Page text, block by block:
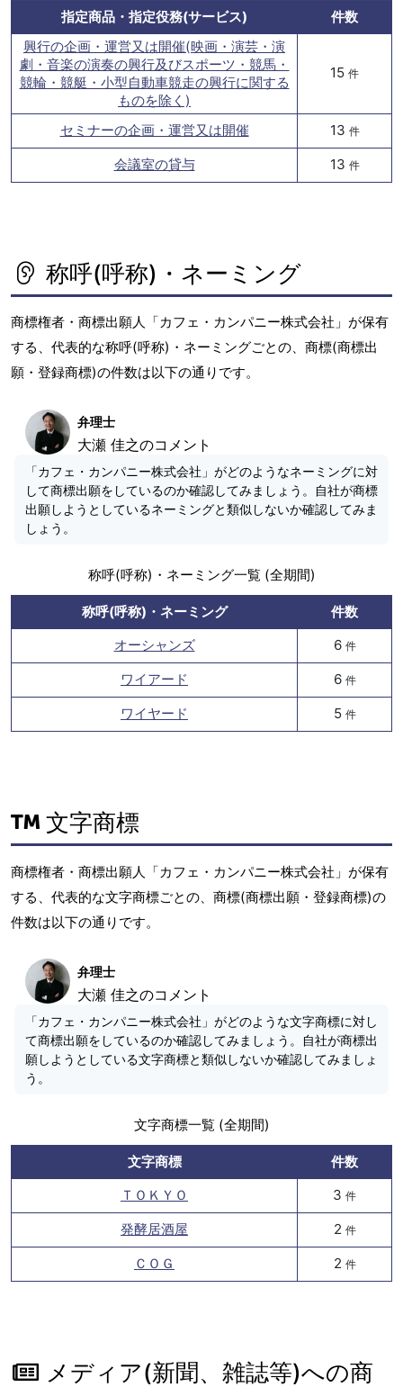
指定商品・指定役務(サービス)
件数
興行の企画・運営又は開催(映画・演芸・演
劇・音楽の演奏の興行及びスポーツ・競馬・
競輪・競艇・小型自動車競走の興行に関する
ものを除く)
15 件
セミナーの企画・運営又は開催 13 件
会議室の貸与 13 件
称呼(呼称)・ネーミング
商標権者・商標出願人「カフェ・カンパニー株式会社」が保有
する、代表的な称呼(呼称)・ネーミングごとの、商標(商標出
願・登録商標)の件数は以下の通りです。
弁理士
大瀬 佳之のコメント
「カフェ・カンパニー株式会社」がどのようなネーミングに対
して商標出願をしているのか確認してみましょう。自社が商標
出願しようとしているネーミングと類似しないか確認してみま
しょう。
称呼(呼称)・ネーミング一覧 (全期間)
称呼(呼称)・ネーミング
件数
オーシャンズ
6 件
ワイアード 6 件
ワイヤード 5 件
文字商標
商標権者・商標出願人「カフェ・カンパニー株式会社」が保有
する、代表的な文字商標ごとの、商標(商標出願・登録商標)の
件数は以下の通りです。
弁理士
大瀬 佳之のコメント
「カフェ・カンパニー株式会社」がどのような文字商標に対し
て商標出願をしているのか確認してみましょう。自社が商標出
願しようとしている文字商標と類似しないか確認してみましょ
う。
文字商標一覧 (全期間)
文字商標
件数
ＴＯＫＹＯ
3 件
発酵居酒屋 2 件
ＣＯＧ 2 件
メディア(新聞、雑誌等)への商